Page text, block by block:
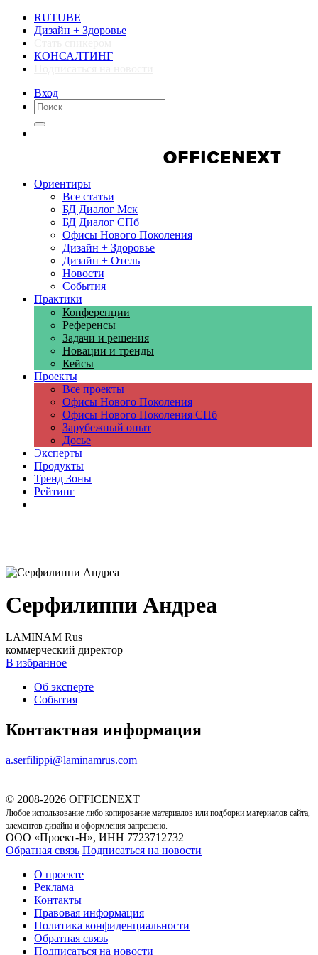
RUTUBE
Дизайн + Здоровье
КОНСАЛТИНГ
Вход
Ориентиры
Все статьи
БД Диалог Мск
БД Диалог СПб
Офисы Нового Поколения
Дизайн + Здоровье
Дизайн + Отель
Новости
События
Практики
Конференции
Референсы
Задачи и решения
Новации и тренды
Кейсы
Проекты
Все проекты
Офисы Нового Поколения
Офисы Нового Поколения СПб
Зарубежный опыт
Досье
Эксперты
Продукты
Тренд Зоны
Рейтинг
Серфилиппи Андреа
LAMINAM Rus
коммерческий директор
В избранное
Об эксперте
События
Контактная информация
a.serfilippi@laminamrus.com
© 2008-2026 OFFICENEXT
Любое использование либо копирование материалов или подборки материалов сайта,
элементов дизайна и оформления запрещено.
ООО «Проект-Н», ИНН 7723712732
Обратная связь Подписаться на новости
О проекте
Реклама
Контакты
Правовая информация
Политика конфиденциальности
Обратная связь
Подписаться на новости